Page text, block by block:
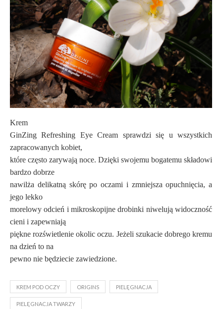
Krem
GinZing Refreshing Eye Cream sprawdzi się u wszystkich
zapracowanych kobiet,
które często zarywają noce. Dzięki swojemu bogatemu składowi
bardzo dobrze
nawilża delikatną skórę po oczami i zmniejsza opuchnięcia, a
jego lekko
morelowy odcień i mikroskopijne drobinki niwelują widoczność
cieni i zapewniają
piękne rozświetlenie okolic oczu. Jeżeli szukacie dobrego kremu
na dzień to na
pewno nie będziecie zawiedzione.
KREM POD OCZY ORIGINS PIELĘGNACJA
PIELĘGNACJA TWARZY